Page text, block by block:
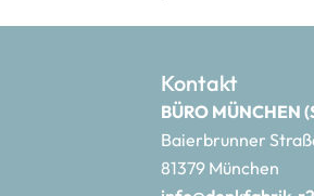
Kontakt
BÜRO MÜNCHEN
Baierbrunner
81379 München